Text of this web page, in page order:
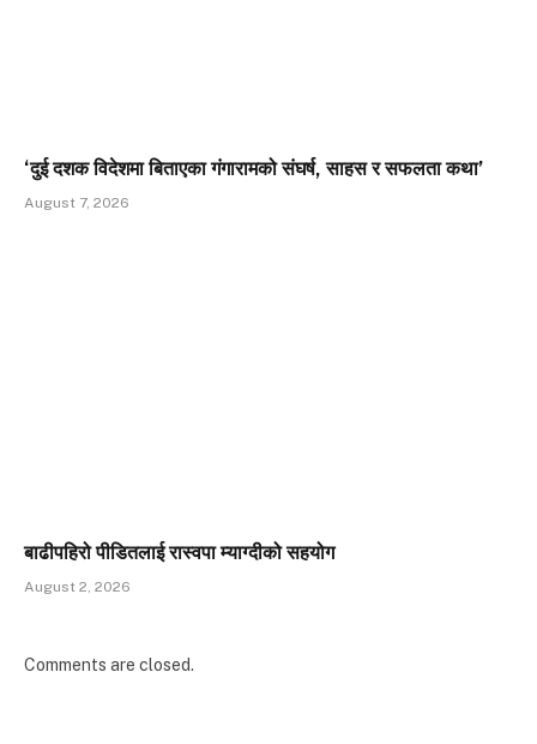
‘दुई दशक विदेशमा बिताएका गंगारामको संघर्ष, साहस र सफलता कथा’
August 7, 2026
बाढीपहिरो पीडितलाई रास्वपा म्याग्दीको सहयोग
August 2, 2026
Comments are closed.